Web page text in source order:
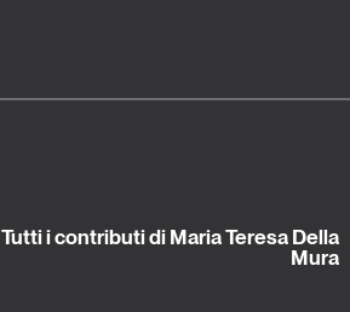
Tutti i contributi di Maria Teresa Della
Mura